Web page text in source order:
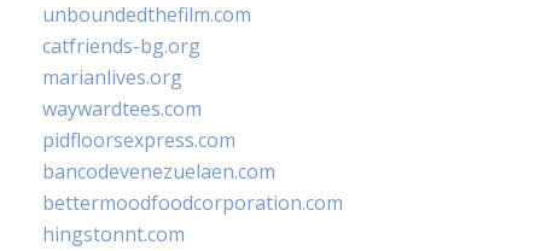
unboundedthefilm.com
catfriends-bg.org
marianlives.org
waywardtees.com
pidfloorsexpress.com
bancodevenezuelaen.com
bettermoodfoodcorporation.com
hingstonnt.com